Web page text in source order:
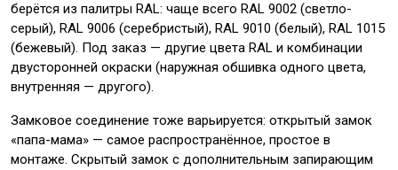
берётся из палитры RAL: чаще всего RAL 9002 (светло-
серый), RAL 9006 (серебристый), RAL 9010 (белый), RAL 1015
(бежевый). Под заказ — другие цвета RAL и комбинации
двусторонней окраски (наружная обшивка одного цвета,
внутренняя — другого).
Замковое соединение тоже варьируется: открытый замок
«папа-мама» — самое распространённое, простое в
монтаже. Скрытый замок с дополнительным запирающим